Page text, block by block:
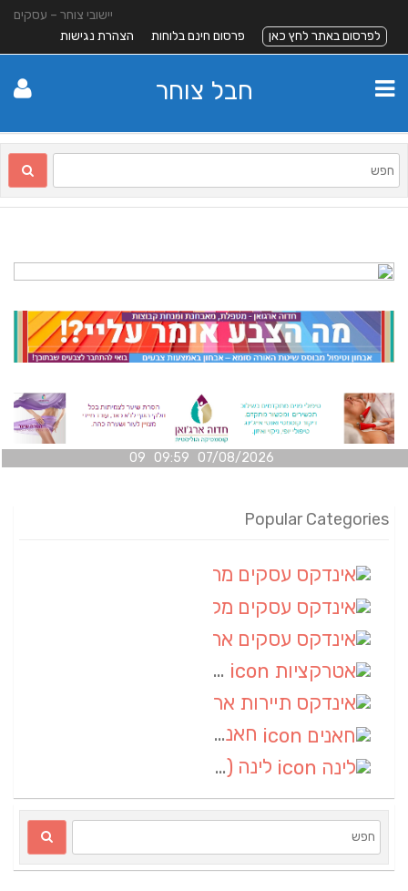
יישובי צוחר – עסקים
לפרסום באתר לחץ כאן
פרסום חינם בלוחות הצהרת נגישות
חבל צוחר
07/08/2026 09:59 09
Popular Categories
אטרקציות
חאנים
לינה (1)